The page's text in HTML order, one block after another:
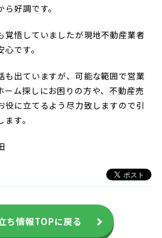
好調です。
覚悟していましたが現地不動産業者
です。
も出ていますが、可能な範囲で営業
ーム探しにお困りの方や、不動産売
役に立てるよう尽力致しますので引
す。
ち情報TOPに戻る